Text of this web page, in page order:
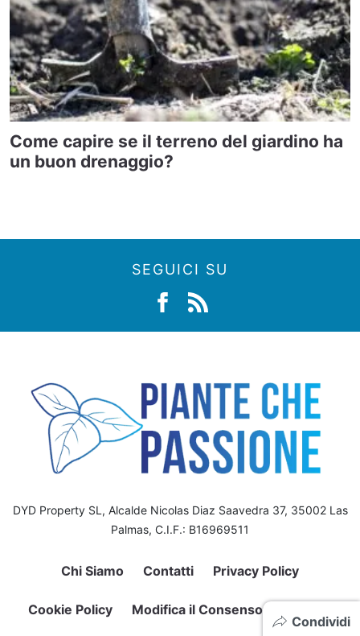
Condividi
Come capire se il terreno del giardino ha
un buon drenaggio?
SEGUICI SU
DYD Property SL, Alcalde Nicolas Diaz Saavedra 37, 35002 Las
Palmas, C.I.F.: B16969511
Chi Siamo Contatti Privacy Policy
Cookie Policy Modifica il Consenso sui Cookie